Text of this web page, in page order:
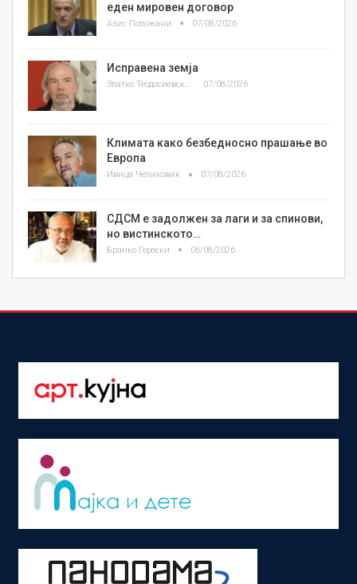
еден мировен договор
Азис Положани 07/08/2026
Исправена земја
Златко Теодосиевски 07/08/2026
Климата како безбедносно прашање во
Европа
Ивица Челиковиќ 07/08/2026
СДСМ е задолжен за лаги и за спинови,
но вистинското…
Бранко Героски 06/08/2026